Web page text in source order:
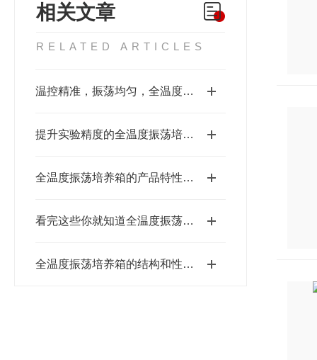
相关文章
RELATED ARTICLES
温控精准，振荡均匀，全温度振荡培养箱结合
提升实验精度的全温度振荡培养箱技术
全温度振荡培养箱的产品特性和维护注意事项
看完这些你就知道全温度振荡培养箱的优点了
全温度振荡培养箱的结构和性能概述